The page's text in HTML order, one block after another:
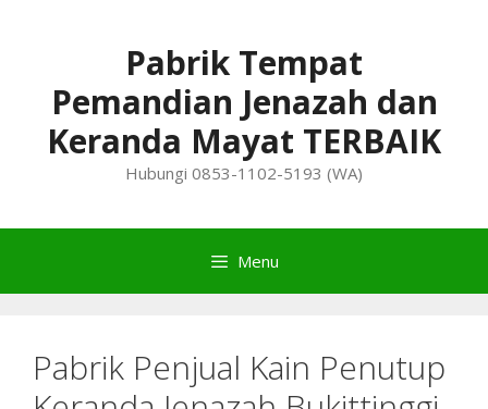
Pabrik Tempat
Pemandian Jenazah dan
Keranda Mayat TERBAIK
Hubungi 0853-1102-5193 (WA)
Menu
Pabrik Penjual Kain Penutup